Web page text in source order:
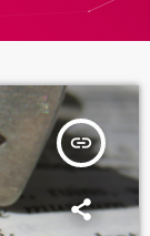
insert_link